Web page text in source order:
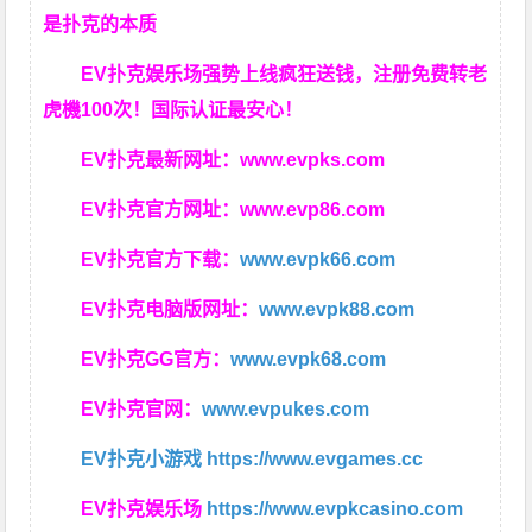
是扑克的本质
EV扑克娱乐场强势上线疯狂送钱，注册免费转老
虎機100次！国际认证最安心！
EV扑克最新网址：www.evpks.com
EV扑克官方网址：www.evp86.com
EV扑克官方下载：www.evpk66.com
EV扑克电脑版网址：www.evpk88.com
EV扑克GG官方：www.evpk68.com
EV扑克官网：www.evpukes.com
EV扑克小游戏 https://www.evgames.cc
EV扑克娱乐场 https://www.evpkcasino.com